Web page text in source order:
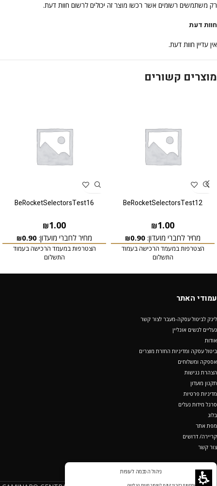
ניהול הסכמה לעוגיות
חוות דעת
אין עדיין חוות דעת.
רק משתמשים רשומים אשר רכשו מוצר זה יכולים לרשום חוות דעת.
מוצרים קשורים
BeRocketSelectorsTest12
₪1.00
מחיר לחברי מועדון: ₪0.90
הצטרפות במעמד הרכישה בעמוד
התשלום
BeRocketSelectorsTest16
₪1.00
מחיר לחברי מועדון: ₪0.90
הצטרפות במעמד הרכישה בעמוד
התשלום
עמודי האתר
לינק לביטול עסקה-מעבר לצור קשר
נעליים לנשים אונליין
אודות
ביטול עסקה ומדיניות החזרת מוצרים
אספקה ומשלוחים
הצהרת נגישות
תקנון מועדון
מדיניות פרטיות
סרגל מידות נעלים
בלוג
מפת אתר
קריירה/ דרושים
צור קשר